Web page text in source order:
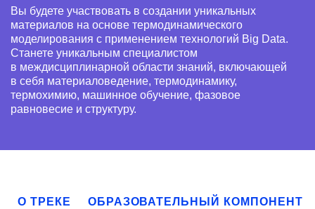
Вы будете участвовать в создании уникальных
материалов на основе термодинамического
моделирования с применением технологий Big Data.
Станете уникальным специалистом
в междисциплинарной области знаний, включающей
в себя материаловедение, термодинамику,
термохимию, машинное обучение, фазовое
равновесие и структуру.
О ТРЕКЕ ОБРАЗОВАТЕЛЬНЫЙ КОМПОНЕНТ